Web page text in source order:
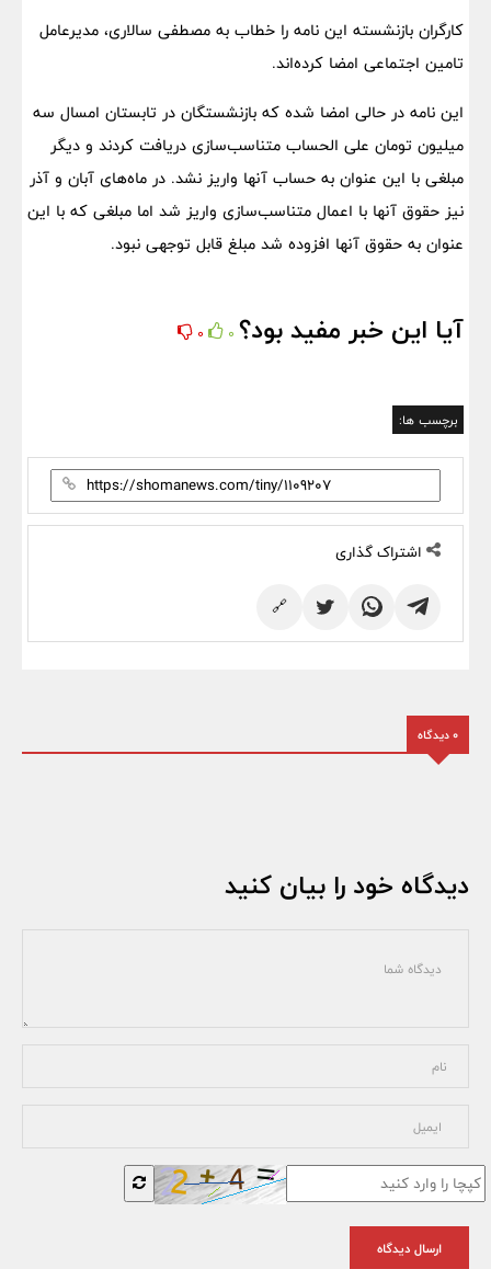
کارگران بازنشسته این نامه را خطاب به مصطفی سالاری، مدیرعامل
تامین اجتماعی امضا کرده‌اند.
این نامه در حالی امضا شده که بازنشستگان در تابستان امسال سه
میلیون تومان علی الحساب متناسب‌سازی دریافت کردند و دیگر
مبلغی با این عنوان به حساب آنها واریز نشد. در ماه‌های آبان و آذر
نیز حقوق آنها با اعمال متناسب‌سازی واریز شد اما مبلغی که با این
عنوان به حقوق آنها افزوده شد مبلغ قابل توجهی نبود.
آیا این خبر مفید بود؟ 0
0
برچسب ها:
اشتراک گذاری
🔗
0 دیدگاه
دیدگاه خود را بیان کنید
ارسال دیدگاه